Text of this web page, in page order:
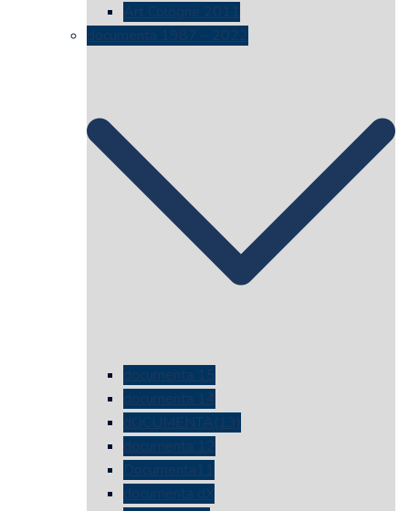
Art Cologne 2011
documenta 1987 – 2022
documenta 15
documenta 14
dOCUMENTA(13)
documenta 12
Documenta11
documenta dX